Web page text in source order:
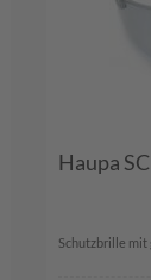
Haupa
Schutzbrille mit